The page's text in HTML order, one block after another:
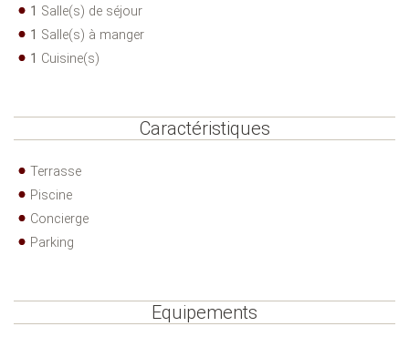
1 Salle(s) de séjour
1 Salle(s) à manger
1 Cuisine(s)
Caractéristiques
Terrasse
Piscine
Concierge
Parking
Equipements